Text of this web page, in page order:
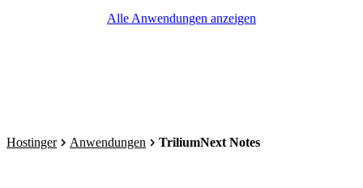
Alle Anwendungen anzeigen
Hostinger Anwendungen TriliumNext Notes